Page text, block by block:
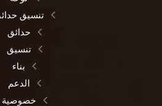
تنسيق
حدائق
تنسيق
بناء
الدعم
خصوصية